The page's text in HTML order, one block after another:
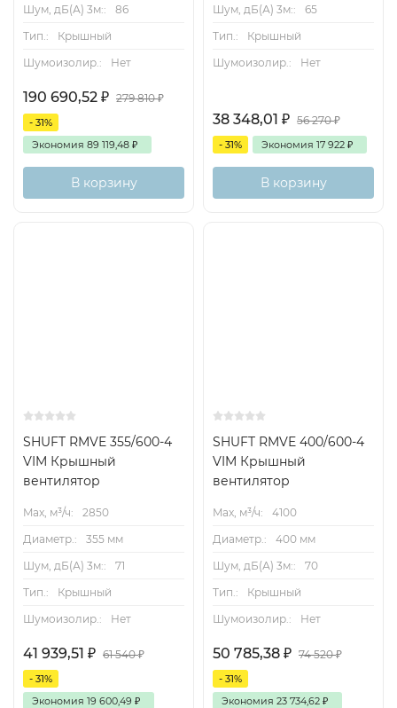
Шум, дБ(А) 3м::
86
Тип.:
Крышный
Шумоизолир.:
Нет
190 690,52 ₽ 279 810₽
- 31%
Экономия 89 119,48 ₽
В корзину
Шум, дБ(А) 3м::
65
Тип.:
Крышный
Шумоизолир.:
Нет
38 348,01 ₽ 56 270₽
- 31% Экономия 17 922 ₽
В корзину
SHUFT RMVE 355/600-4
VIM Крышный
вентилятор
Max, м³/ч:
2850
Диаметр.:
355 мм
Шум, дБ(А) 3м::
71
Тип.:
Крышный
Шумоизолир.:
Нет
41 939,51 ₽ 61 540₽
- 31%
Экономия 19 600,49 ₽
SHUFT RMVE 400/600-4
VIM Крышный
вентилятор
Max, м³/ч:
4100
Диаметр.:
400 мм
Шум, дБ(А) 3м::
70
Тип.:
Крышный
Шумоизолир.:
Нет
50 785,38 ₽ 74 520₽
- 31%
Экономия 23 734,62 ₽